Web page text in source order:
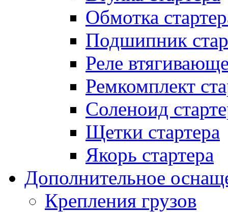
Обмотка
Подшипник
Реле
Ремкомплект
Соленоид
Щетки стартера
Якорь стартера
Дополнительное
Крепления грузов